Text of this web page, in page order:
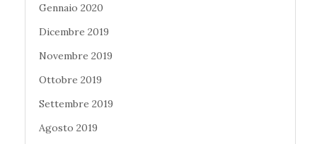
Gennaio 2020
Dicembre 2019
Novembre 2019
Ottobre 2019
Settembre 2019
Agosto 2019